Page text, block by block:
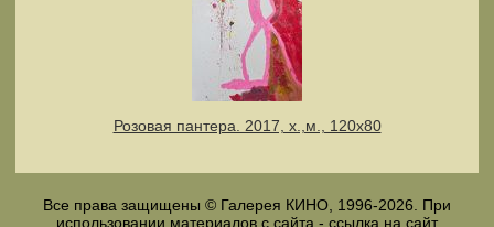
Розовая пантера. 2017, х.,м., 120х80
Все права защищены © Галерея КИНО, 1996-2026. При
использовании материалов с сайта - ссылка на сайт